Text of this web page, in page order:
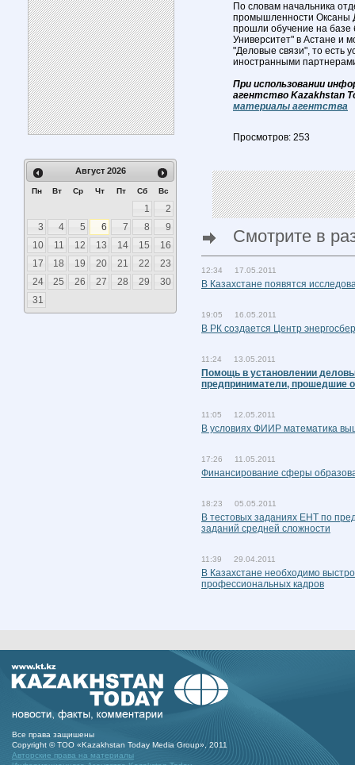
Август 2026
Пн Вт Ср Чт Пт Сб Вс
1
2
3
4 5 6 7 8
9
10
11 12 13 14 15
16
17
18 19 20 21 22
23
24
25 26 27 28 29
30
31
По словам начальника
промышленности Оксаны
прошли обучение на базе
Университет" в Астане и
"Деловые связи", то есть
иностранными
При использовании
агентство Kazakhstan
материалы агентства
Просмотров: 253
Смотрите в
12:34 17.05.2011
В Казахстане появятся
19:05 16.05.2011
В РК создается Центр
11:24 13.05.2011
Помощь в установлении
предприниматели, прошедшие
11:05 12.05.2011
В условиях ФИИР математика
17:26 11.05.2011
Финансирование сферы
18:23 05.05.2011
В тестовых заданиях ЕНТ по
заданий средней сложности
11:39 29.04.2011
В Казахстане необходимо
профессиональных кадров
Все права защишены
Copyright © ТОО «Kazakhstan Today Media Group», 2011
Авторские права на материалы